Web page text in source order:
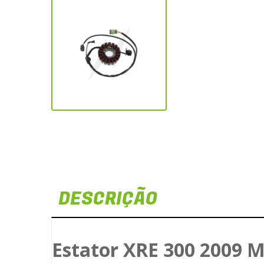
DESCRIÇÃO
Estator XRE 300 2009